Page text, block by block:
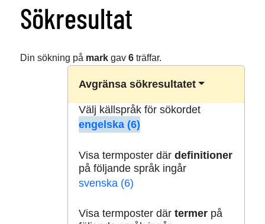
Sökresultat
Din sökning på markgav 6träffar.
Avgränsa sökresultatet
Välj källspråk för sökordet
engelska (6)
Visa termposter där definitioner
på följande språk ingår
svenska (6)
Visa termposter där termerpå